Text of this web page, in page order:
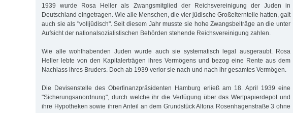
1939 wurde Rosa Heller als Zwangsmitglied der Reichsvereinigung der Juden in
Deutschland eingetragen. Wie alle Menschen, die vier jüdische Großelternteile hatten, galt
auch sie als "volljüdisch". Seit diesem Jahr musste sie hohe Zwangsbeiträge an die unter
Aufsicht der nationalsozialistischen Behörden stehende Reichsvereinigung zahlen.
Wie alle wohlhabenden Juden wurde auch sie systematisch legal ausgeraubt. Rosa
Heller lebte von den Kapitalerträgen ihres Vermögens und bezog eine Rente aus dem
Nachlass ihres Bruders. Doch ab 1939 verlor sie nach und nach ihr gesamtes Vermögen.
Die Devisenstelle des Oberfinanzpräsidenten Hamburg erließ am 18. April 1939 eine
"Sicherungsanordnung", durch welche ihr die Verfügung über das Wertpapierdepot und
ihre Hypotheken sowie ihren Anteil an dem Grundstück Altona Rosenhagenstraße 3 ohne